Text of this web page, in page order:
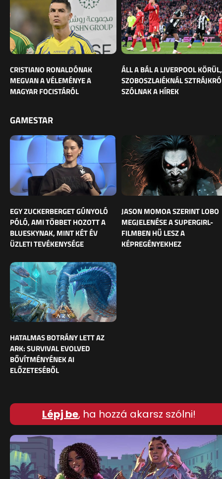
CRISTIANO RONALDÓNAK
MEGVAN A VÉLEMÉNYE A
MAGYAR FOCISTÁRÓL
ÁLL A BÁL A LIVERPOOL KÖRÜL,
SZOBOSZLAIÉKNÁL
SZÓLNAK A HÍREK
GAMESTAR
EGY ZUCKERBERGET GÚNYOLÓ
PÓLÓ, AMI TÖBBET HOZOTT A
BLUESKYNAK, MINT KÉT ÉV
ÜZLETI TEVÉKENYSÉGE
JASON MOMOA SZERINT LOBO
MEGJELENÉSE A SUPERGIRL-
FILMBEN HŰ LESZ A
KÉPREGÉNYEKHEZ
HATALMAS BOTRÁNY LETT AZ
ARK: SURVIVAL EVOLVED
BŐVÍTMÉNYÉNEK AI
ELŐZETESÉBŐL
Lépj be, ha hozzá akarsz szólni!